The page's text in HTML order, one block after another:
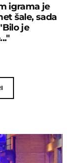
igrama je
šale, sada
je